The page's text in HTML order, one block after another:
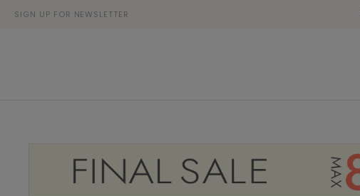
SIGN UP FOR NEWSLETTER